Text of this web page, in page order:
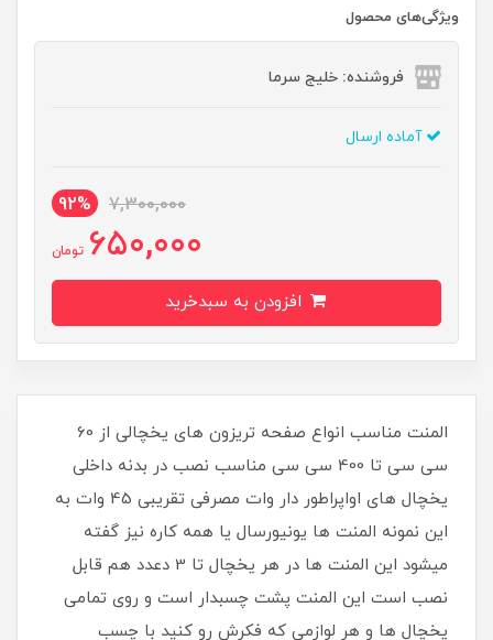
ویژگی‌های محصول
فروشنده: خلیج سرما
آماده ارسال
7,300,000
92%
650,000 تومان
المنت مناسب انواع صفحه تریزون های یخچالی از 60
سی سی تا 400 سی سی مناسب نصب در بدنه داخلی
یخچال های اواپراطور دار وات مصرفی تقریبی 45 وات به
این نمونه المنت ها یونیورسال یا همه کاره نیز گفته
میشود این المنت ها در هر یخچال تا 3 دعدد هم قابل
نصب است این المنت پشت چسبدار است و روی تمامی
یخچال ها و هر لوازمی که فکرش رو کنید با چسب